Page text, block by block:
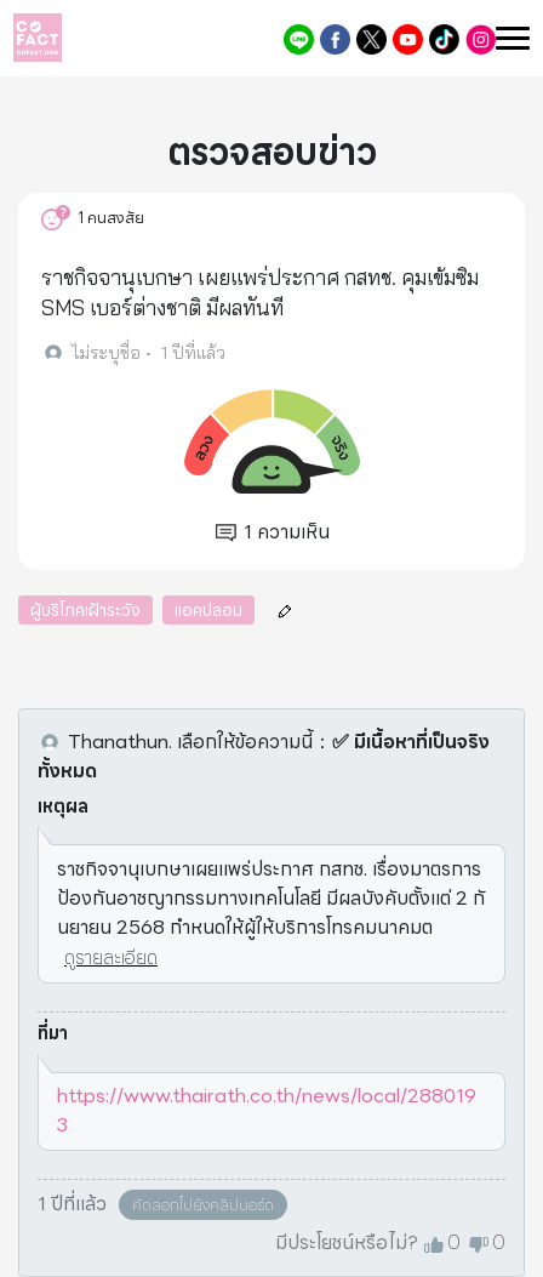
ตรวจสอบข่าว
1คนสงสัย
ราชกิจจานุเบกษา เผยแพร่ประกาศ กสทช. คุมเข้มซิม
SMS เบอร์ต่างชาติ มีผลทันที
ไม่ระบุชื่อ • 1 ปีที่แล้ว
1 ความเห็น
ผู้บริโภคเฝ้าระวัง แอคปลอม
Thanathun. เลือกให้ข้อความนี้： ✅ มีเนื้อหาที่เป็นจริง
ทั้งหมด
เหตุผล
ราชกิจจานุเบกษาเผยแพร่ประกาศ กสทช. เรื่องมาตรการ
ป้องกันอาชญากรรมทางเทคโนโลยี มีผลบังคับตั้งแต่ 2 กั
นยายน 2568 กำหนดให้ผู้ให้บริการโทรคมนาคมต
ดูรายละเอียด
ที่มา
https://www.thairath.co.th/news/local/288019
3
1 ปีที่แล้ว คัดลอกไปยังคลิปบอร์ด
มีประโยชน์หรือไม่? 0 0